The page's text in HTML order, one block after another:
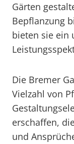
Gärten
Bepflanzung
bieten sie ein
Die Bremer
Vielzahl von
erschaffen,
und